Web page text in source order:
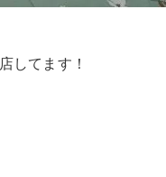
してます！